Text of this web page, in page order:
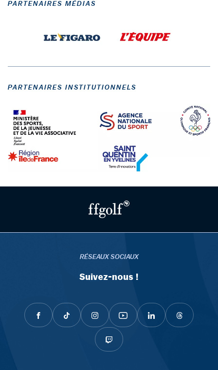
PARTENAIRES MÉDIAS
PARTENAIRES INSTITUTIONNELS
RÉSEAUX SOCIAUX
Suivez-nous !